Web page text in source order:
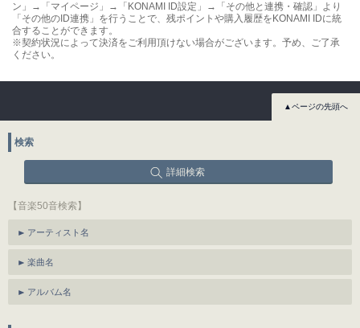
ン」→「マイページ」→「KONAMI ID設定」→「その他と連携・確認」より
「その他のID連携」を行うことで、残ポイントや購入履歴をKONAMI IDに統
合することができます。
※契約状況によって決済をご利用頂けない場合がございます。予め、ご了承
ください。
▲ページの先頭へ
検索
詳細検索
【音楽50音検索】
アーティスト名
楽曲名
アルバム名